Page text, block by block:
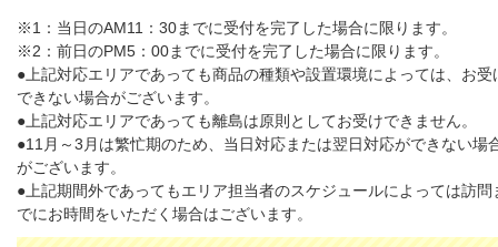
※1：当日のAM11：30までに受付を完了した場合に限ります。
※2：前日のPM5：00までに受付を完了した場合に限ります。
●上記対応エリアであっても商品の種類や設置環境によっては、お受
できない場合がございます。
●上記対応エリアであっても離島は原則としてお受けできません。
●11月～3月は繁忙期のため、当日対応または翌日対応ができない場
がございます。
●上記期間外であってもエリア担当者のスケジュールによっては訪問
でにお時間をいただく場合はございます。